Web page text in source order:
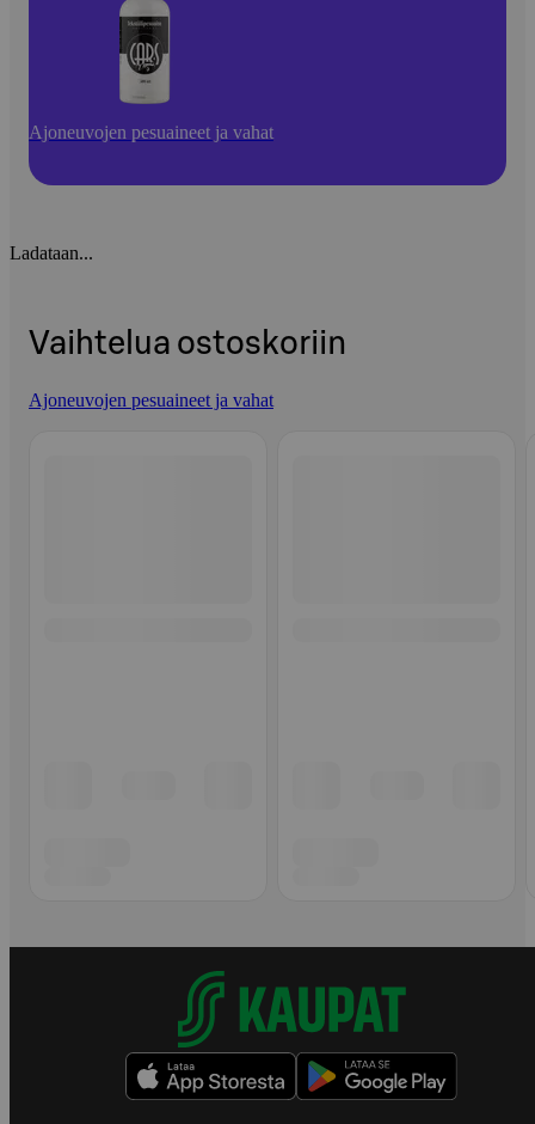
Ajoneuvojen pesuaineet ja vahat
Ladataan...
Vaihtelua ostoskoriin
Ajoneuvojen pesuaineet ja vahat